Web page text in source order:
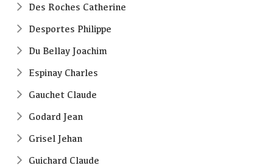
Des Roches Catherine
Desportes Philippe
Du Bellay Joachim
Espinay Charles
Gauchet Claude
Godard Jean
Grisel Jehan
Guichard Claude